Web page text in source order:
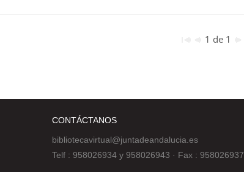
1 de 1
CONTÁCTANOS
bibliotecavirtual@juntadeandalucia.es
Telf : 958026934 y 958026943 · Fax : 958026937